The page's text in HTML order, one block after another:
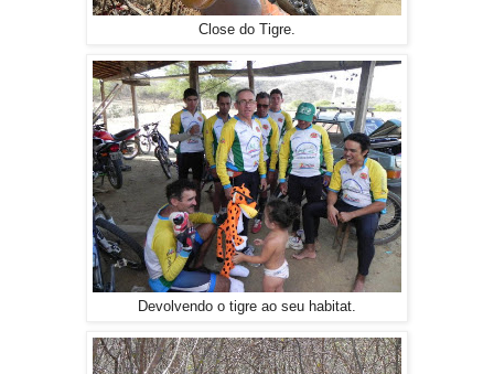
Close do Tigre.
Devolvendo o tigre ao seu habitat.